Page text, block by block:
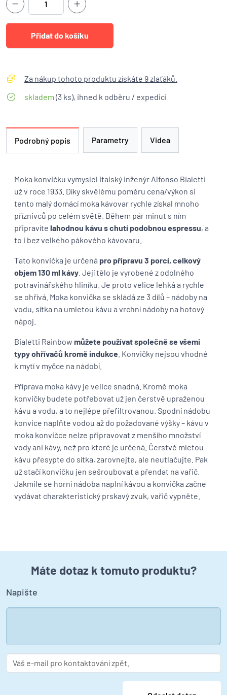
Za nákup tohoto produktu získáte 9 zlaťáků.
skladem (3 ks), ihned k odběru / expedici
Podrobný popis Parametry Videa
Moka konvičku vymyslel italský inženýr Alfonso Bialetti
už v roce 1933. Díky skvělému poměru cena/výkon si
tento malý domácí moka kávovar rychle získal mnoho
příznivců po celém světě. Během pár minut s ním
připravíte lahodnou kávu s chutí podobnou espressu, a
to i bez velkého pákového kávovaru.
Tato konvička je určená pro přípravu 3 porcí, celkový
objem 130 ml kávy . Její tělo je vyrobené z odolného
potravinářského hliníku. Je proto velice lehká a rychle
se ohřívá. Moka konvička se skládá ze 3 dílů – nádoby na
vodu, sítka na umletou kávu a vrchní nádoby na hotový
nápoj.
Bialetti Rainbow můžete používat společně se všemi
typy ohřívačů kromě indukce . Konvičky nejsou vhodné
k mytí v myčce na nádobí.
Příprava moka kávy je velice snadná. Kromě moka
konvičky budete potřebovat už jen čerstvě upraženou
kávu a vodu, a to nejlépe přefiltrovanou. Spodní nádobu
konvice naplňte vodou až do požadované výšky – kávu v
moka konvičce nelze připravovat z menšího množství
vody ani kávy, než pro které je určená. Čerstvě mletou
kávu přesypte do sítka, zarovnejte, ale neutlačujte. Pak
už stačí konvičku jen sešroubovat a přendat na vařič.
Jakmile se horní nádoba naplní kávou a konvička začne
vydávat charakteristický prskavý zvuk, vařič vypněte.
Máte dotaz k tomuto produktu?
Napište